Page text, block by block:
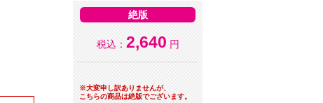
絶版
税込： 2,640 円
※大変申し訳ありませんが、
こちらの商品は絶版でございます。